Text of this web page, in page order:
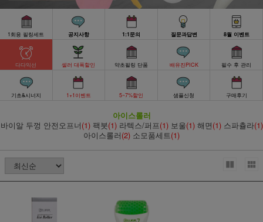
1회용 필링세트 공지사항 1:1문의 질문과답변 8월 이벤트
다다익선 셀러 대폭할인 약초필링 단품 배유진PICK 필수 후 관리
기초&시너지 1+1이벤트 5~7%할인 샘플신청 구매후기
아이스롤러
바이알 두껑 안전오프너(1) 팩붓(1) 라텍스/퍼프(1) 보울(1) 해면(1) 스파츌라(1)
아이스롤러(2) 소모품세트(1)